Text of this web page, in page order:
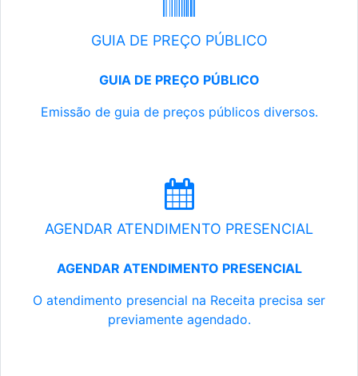
GUIA DE PREÇO PÚBLICO
GUIA DE PREÇO PÚBLICO
Emissão de guia de preços públicos diversos.
AGENDAR ATENDIMENTO PRESENCIAL
AGENDAR ATENDIMENTO PRESENCIAL
O atendimento presencial na Receita precisa ser
previamente agendado.